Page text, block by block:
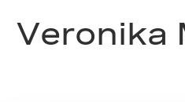
Veronika